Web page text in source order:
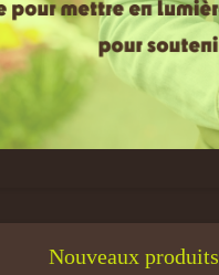
Nouveaux produits